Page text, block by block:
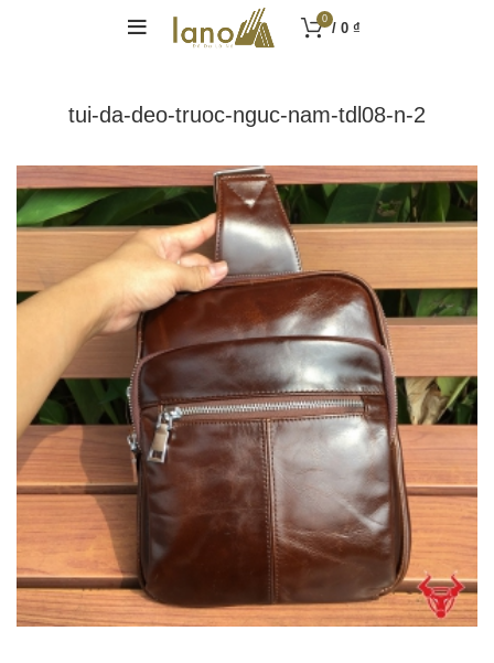
0
/ 0 ₫
tui-da-deo-truoc-nguc-nam-tdl08-n-2